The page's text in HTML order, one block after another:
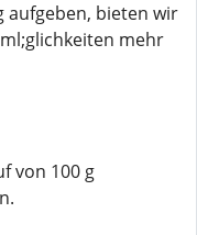
aufgeben, bieten wir
mehr
von 100 g